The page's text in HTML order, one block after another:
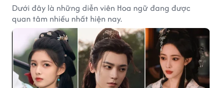
Dưới đây là những diễn viên Hoa ngữ đang được
quan tâm nhiều nhất hiện nay.